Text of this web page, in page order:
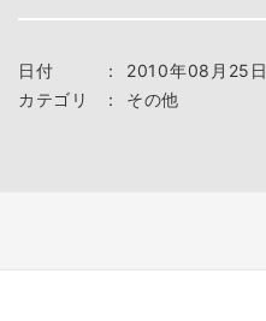
日付 ：
2010年08月25日
カテゴリ
： その他